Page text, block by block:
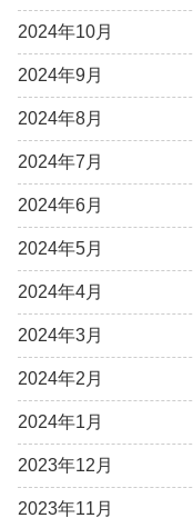
2024年10月
2024年9月
2024年8月
2024年7月
2024年6月
2024年5月
2024年4月
2024年3月
2024年2月
2024年1月
2023年12月
2023年11月